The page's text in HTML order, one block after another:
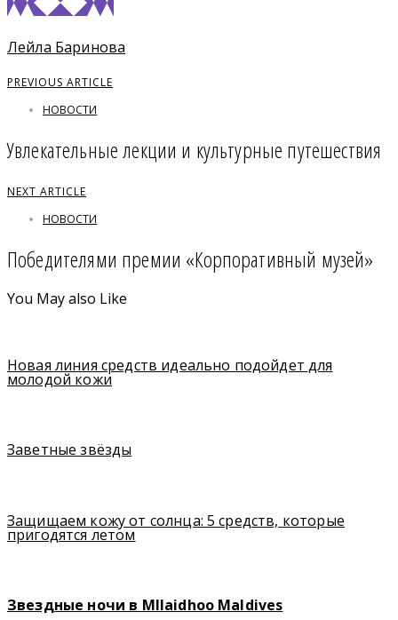
Лейла Баринова
PREVIOUS ARTICLE
НОВОСТИ
Увлекательные лекции и культурные путешествия
NEXT ARTICLE
НОВОСТИ
Победителями премии «Корпоративный музей»
You May also Like
Новая линия средств идеально подойдет для
молодой кожи
Заветные звёзды
Защищаем кожу от солнца: 5 средств, которые
пригодятся летом
Звездные ночи в MIlaidhoo Maldives